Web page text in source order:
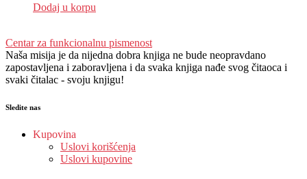
Dodaj u korpu
Centar za funkcionalnu pismenost
Naša misija je da nijedna dobra knjiga ne bude neopravdano
zapostavljena i zaboravljena i da svaka knjiga nađe svog čitaoca i
svaki čitalac - svoju knjigu!
Sledite nas
Kupovina
Uslovi korišćenja
Uslovi kupovine